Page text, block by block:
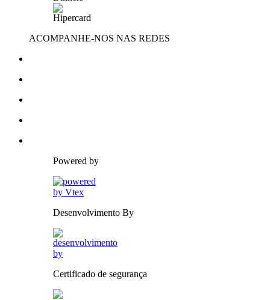
ACOMPANHE-NOS NAS REDES
Powered by
Desenvolvimento By
Certificado de segurança